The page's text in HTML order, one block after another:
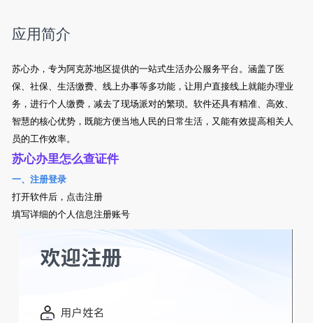
应用简介
苏心办，专为阿克苏地区提供的一站式生活办公服务平台。涵盖了医
保、社保、生活缴费、线上办事等多功能，让用户直接线上就能办理业
务，进行个人缴费，减去了现场派对的繁琐。软件还具有精准、高效、
智慧的核心优势，既能方便当地人民的日常生活，又能有效提高相关人
员的工作效率。
苏心办里怎么查证件
一、注册登录
打开软件后，点击注册
填写详细的个人信息注册账号